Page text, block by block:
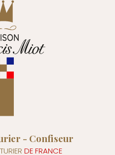
- Confiseur
DE FRANCE